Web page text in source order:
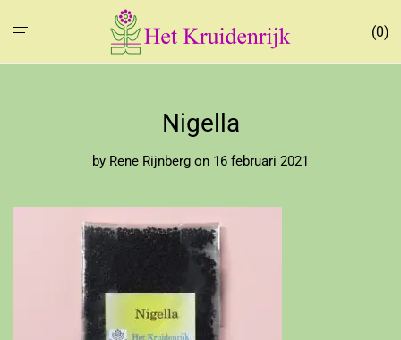
0
Nigella
by Rene Rijnberg on 16 februari 2021